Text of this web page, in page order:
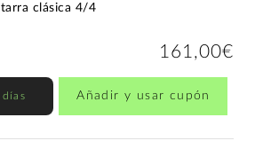
clásica 4/4
161,00€
Añadir y usar cupón